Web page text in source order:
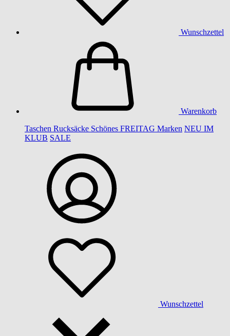
Wunschzettel
Warenkorb
Taschen Rucksäcke Schönes FREITAG Marken NEU IM
KLUB SALE
Wunschzettel